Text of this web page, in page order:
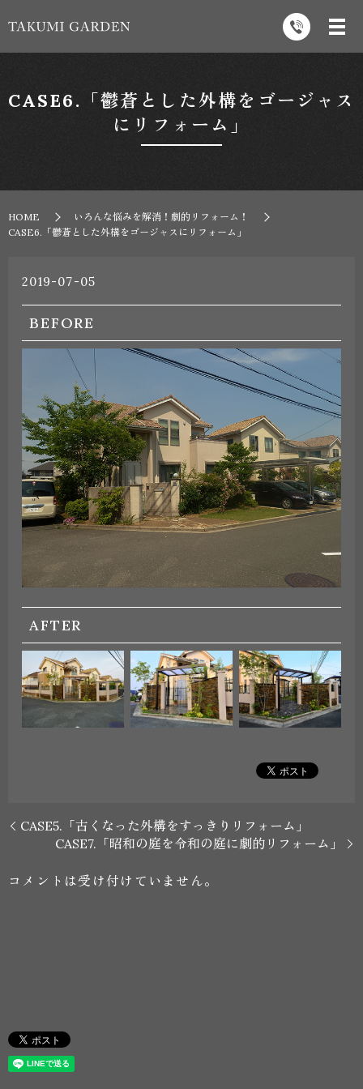
CASE6.「鬱蒼とした外構をゴージャス
にリフォーム」
HOME
いろんな悩みを解消！劇的リフォーム！
CASE6.「鬱蒼とした外構をゴージャスにリフォーム」
2019-07-05
BEFORE
AFTER
CASE5.「古くなった外構をすっきりリフォーム」
CASE7.「昭和の庭を令和の庭に劇的リフォーム」
コメントは受け付けていません。